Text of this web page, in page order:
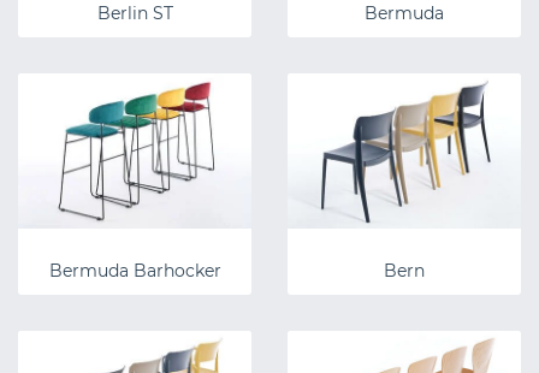
Berlin ST Bermuda
Bermuda Barhocker Bern